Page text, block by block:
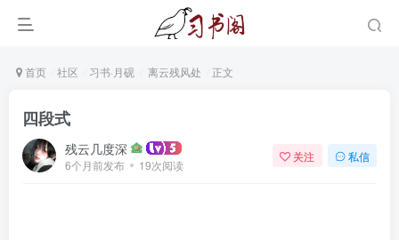
首页 社区 习书·月砚 离云残风处 正文
四段式
残云几度深
6个月前发布 19次阅读
关注 私信